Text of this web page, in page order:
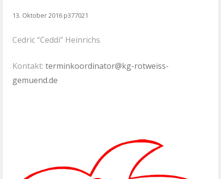
13. Oktober 2016 p377021
Cedric “Ceddi” Heinrichs
Kontakt:terminkoordinator@kg-rotweiss-
gemuend.de